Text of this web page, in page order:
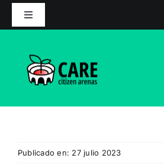
Alternar
la
El proyecto
Publicado en: 27 julio 2023